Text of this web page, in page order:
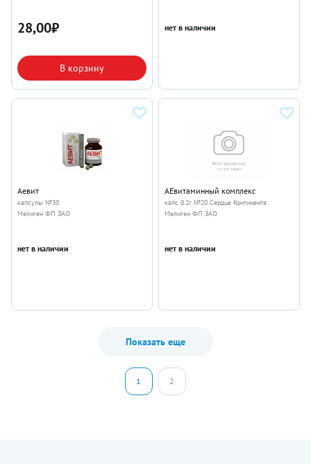
28,00₽
В корзину
нет в наличии
Аевит
капсулы №30
Мелиген ФП ЗАО
нет в наличии
АЕвитаминный комплекс
капс 0.2г №20 Сердце Континента
Мелиген ФП ЗАО
нет в наличии
Показать еще
1 2